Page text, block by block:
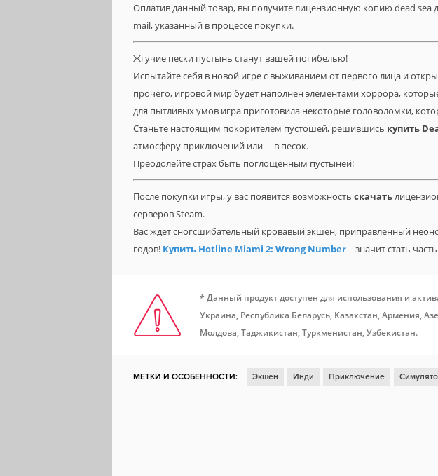
Оплатив данный товар, вы получите лицензионную копию dead sea
mail, указанный в процессе покупки.
Жгучие пески пустынь станут вашей погибелью!
Испытайте себя в новой игре с выживанием от первого лица и
прочего, игровой мир будет наполнен элементами хоррора,
для пытливых умов игра приготовила некоторые головоломки,
Станьте настоящим покорителем пустошей, решившись купить
атмосферу приключений или… в песок.
Преодолейте страх быть поглощенным пустыней!
После покупки игры, у вас появится возможность скачать
серверов Steam.
Вас ждёт сногсшибательный кровавый экшен, приправленный
годов! Купить Hotline Miami 2: Wrong Number– значит стать
* Данный продукт доступен для использования и
Украина, Республика Беларусь, Казахстан, Армения,
Молдова, Таджикистан, Туркменистан, Узбекистан.
МЕТКИ И ОСОБЕННОСТИ: Экшен Инди Приключение